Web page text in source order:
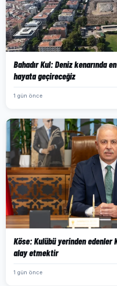
Bahadır Kul: Deniz kenarında
hayata geçireceğiz
1 gün önce
Köse: Kulübü yerinden edenler
alay etmektir
1 gün önce